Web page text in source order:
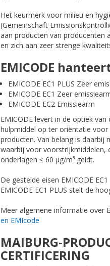
Het keurmerk voor milieu en
(Gemeinschaft
aan producten van producenten
en zich aan zeer strenge
EMICODE
EMICODE EC1 PLUS Zeer
EMICODE EC1 Zeer
EMICODE EC2 Emissiearm
EMICODE levert in de optiek
hulpmiddel op ter oriëntatie
producten. Van belang is daarbij
waarbij voor voorstrijkmiddelen,
onderlagen ≤ 60 μg/m³ geldt.
De gestelde eisen EMICODE
EMICODE EC1 PLUS stelt de
Meer algemene informatie over
en EMIcode
MAIBURG-
CERTIFICERING